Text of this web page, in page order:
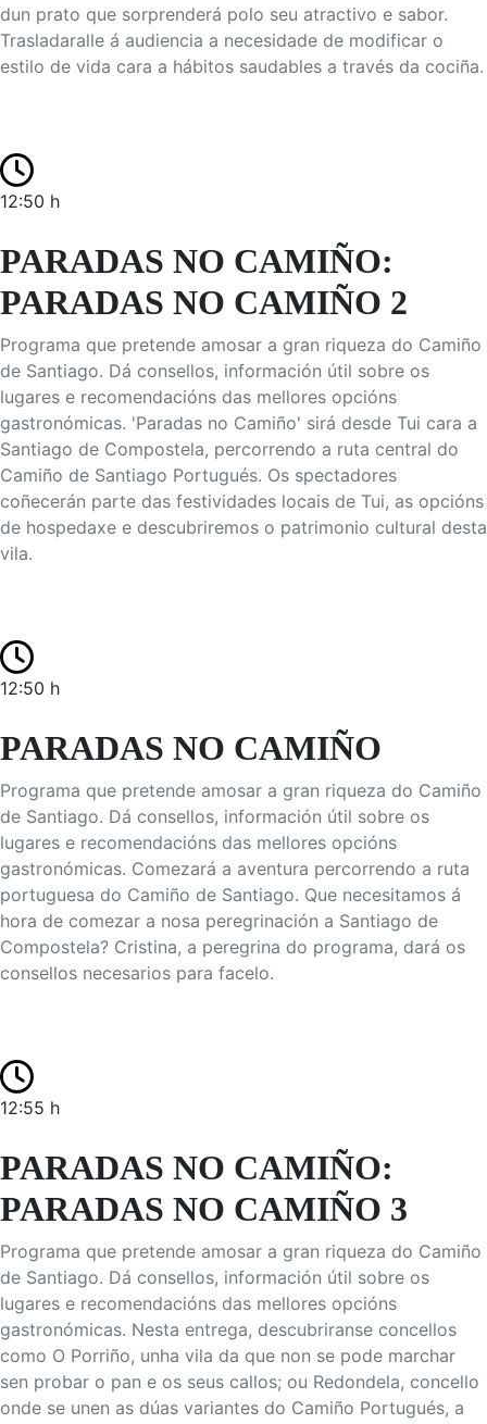
dun prato que sorprenderá polo seu atractivo e sabor.
Trasladaralle á audiencia a necesidade de modificar o
estilo de vida cara a hábitos saudables a través da cociña.
12:50 h
PARADAS NO CAMIÑO:
PARADAS NO CAMIÑO 2
Programa que pretende amosar a gran riqueza do Camiño
de Santiago. Dá consellos, información útil sobre os
lugares e recomendacións das mellores opcións
gastronómicas. 'Paradas no Camiño' sirá desde Tui cara a
Santiago de Compostela, percorrendo a ruta central do
Camiño de Santiago Portugués. Os spectadores
coñecerán parte das festividades locais de Tui, as opcións
de hospedaxe e descubriremos o patrimonio cultural desta
vila.
12:50 h
PARADAS NO CAMIÑO
Programa que pretende amosar a gran riqueza do Camiño
de Santiago. Dá consellos, información útil sobre os
lugares e recomendacións das mellores opcións
gastronómicas. Comezará a aventura percorrendo a ruta
portuguesa do Camiño de Santiago. Que necesitamos á
hora de comezar a nosa peregrinación a Santiago de
Compostela? Cristina, a peregrina do programa, dará os
consellos necesarios para facelo.
12:55 h
PARADAS NO CAMIÑO:
PARADAS NO CAMIÑO 3
Programa que pretende amosar a gran riqueza do Camiño
de Santiago. Dá consellos, información útil sobre os
lugares e recomendacións das mellores opcións
gastronómicas. Nesta entrega, descubriranse concellos
como O Porriño, unha vila da que non se pode marchar
sen probar o pan e os seus callos; ou Redondela, concello
onde se unen as dúas variantes do Camiño Portugués, a